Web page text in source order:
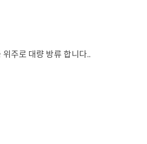
주로 대량 방류 합니다..